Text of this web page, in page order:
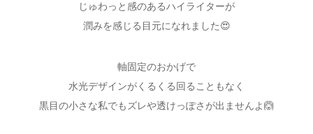
じゅわっと感のあるハイライターが
潤みを感じる目元になれました😍
軸固定のおかげで
水光デザインがくるくる回ることもなく
黒目の小さな私でもズレや透けっぽさが出ませんよ🙆